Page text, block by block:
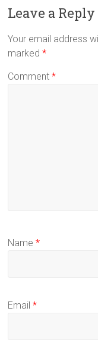
Leave a Reply
Your email address
marked*
Comment*
Name*
Email*